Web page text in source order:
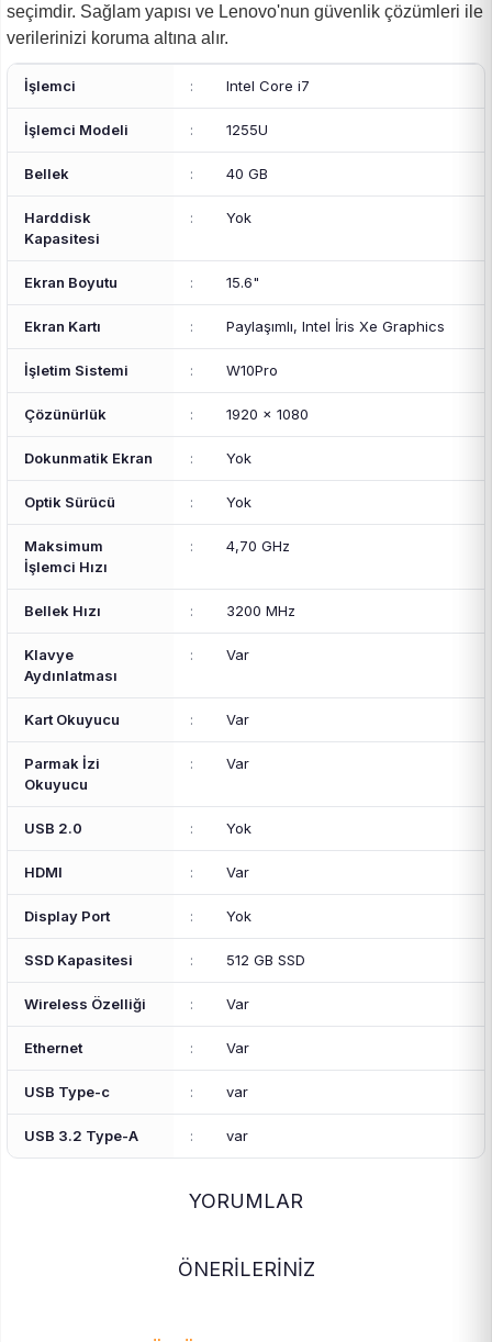
seçimdir. Sağlam yapısı ve Lenovo'nun güvenlik çözümleri ile
verilerinizi koruma altına alır.
İşlemci : Intel Core i7
İşlemci Modeli : 1255U
Bellek : 40 GB
Harddisk
Kapasitesi
: Yok
Ekran Boyutu : 15.6"
Ekran Kartı : Paylaşımlı, Intel İris Xe Graphics
İşletim Sistemi : W10Pro
Çözünürlük : 1920 x 1080
Dokunmatik Ekran : Yok
Optik Sürücü : Yok
Maksimum
İşlemci Hızı
: 4,70 GHz
Bellek Hızı : 3200 MHz
Klavye
Aydınlatması
: Var
Kart Okuyucu : Var
Parmak İzi
Okuyucu
: Var
USB 2.0 : Yok
HDMI : Var
Display Port : Yok
SSD Kapasitesi : 512 GB SSD
Wireless Özelliği : Var
Ethernet : Var
USB Type-c : var
USB 3.2 Type-A : var
YORUMLAR
ÖNERİLERİNİZ